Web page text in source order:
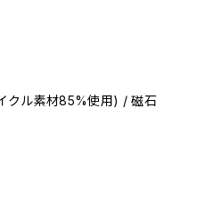
クル素材85%使用) / 磁石